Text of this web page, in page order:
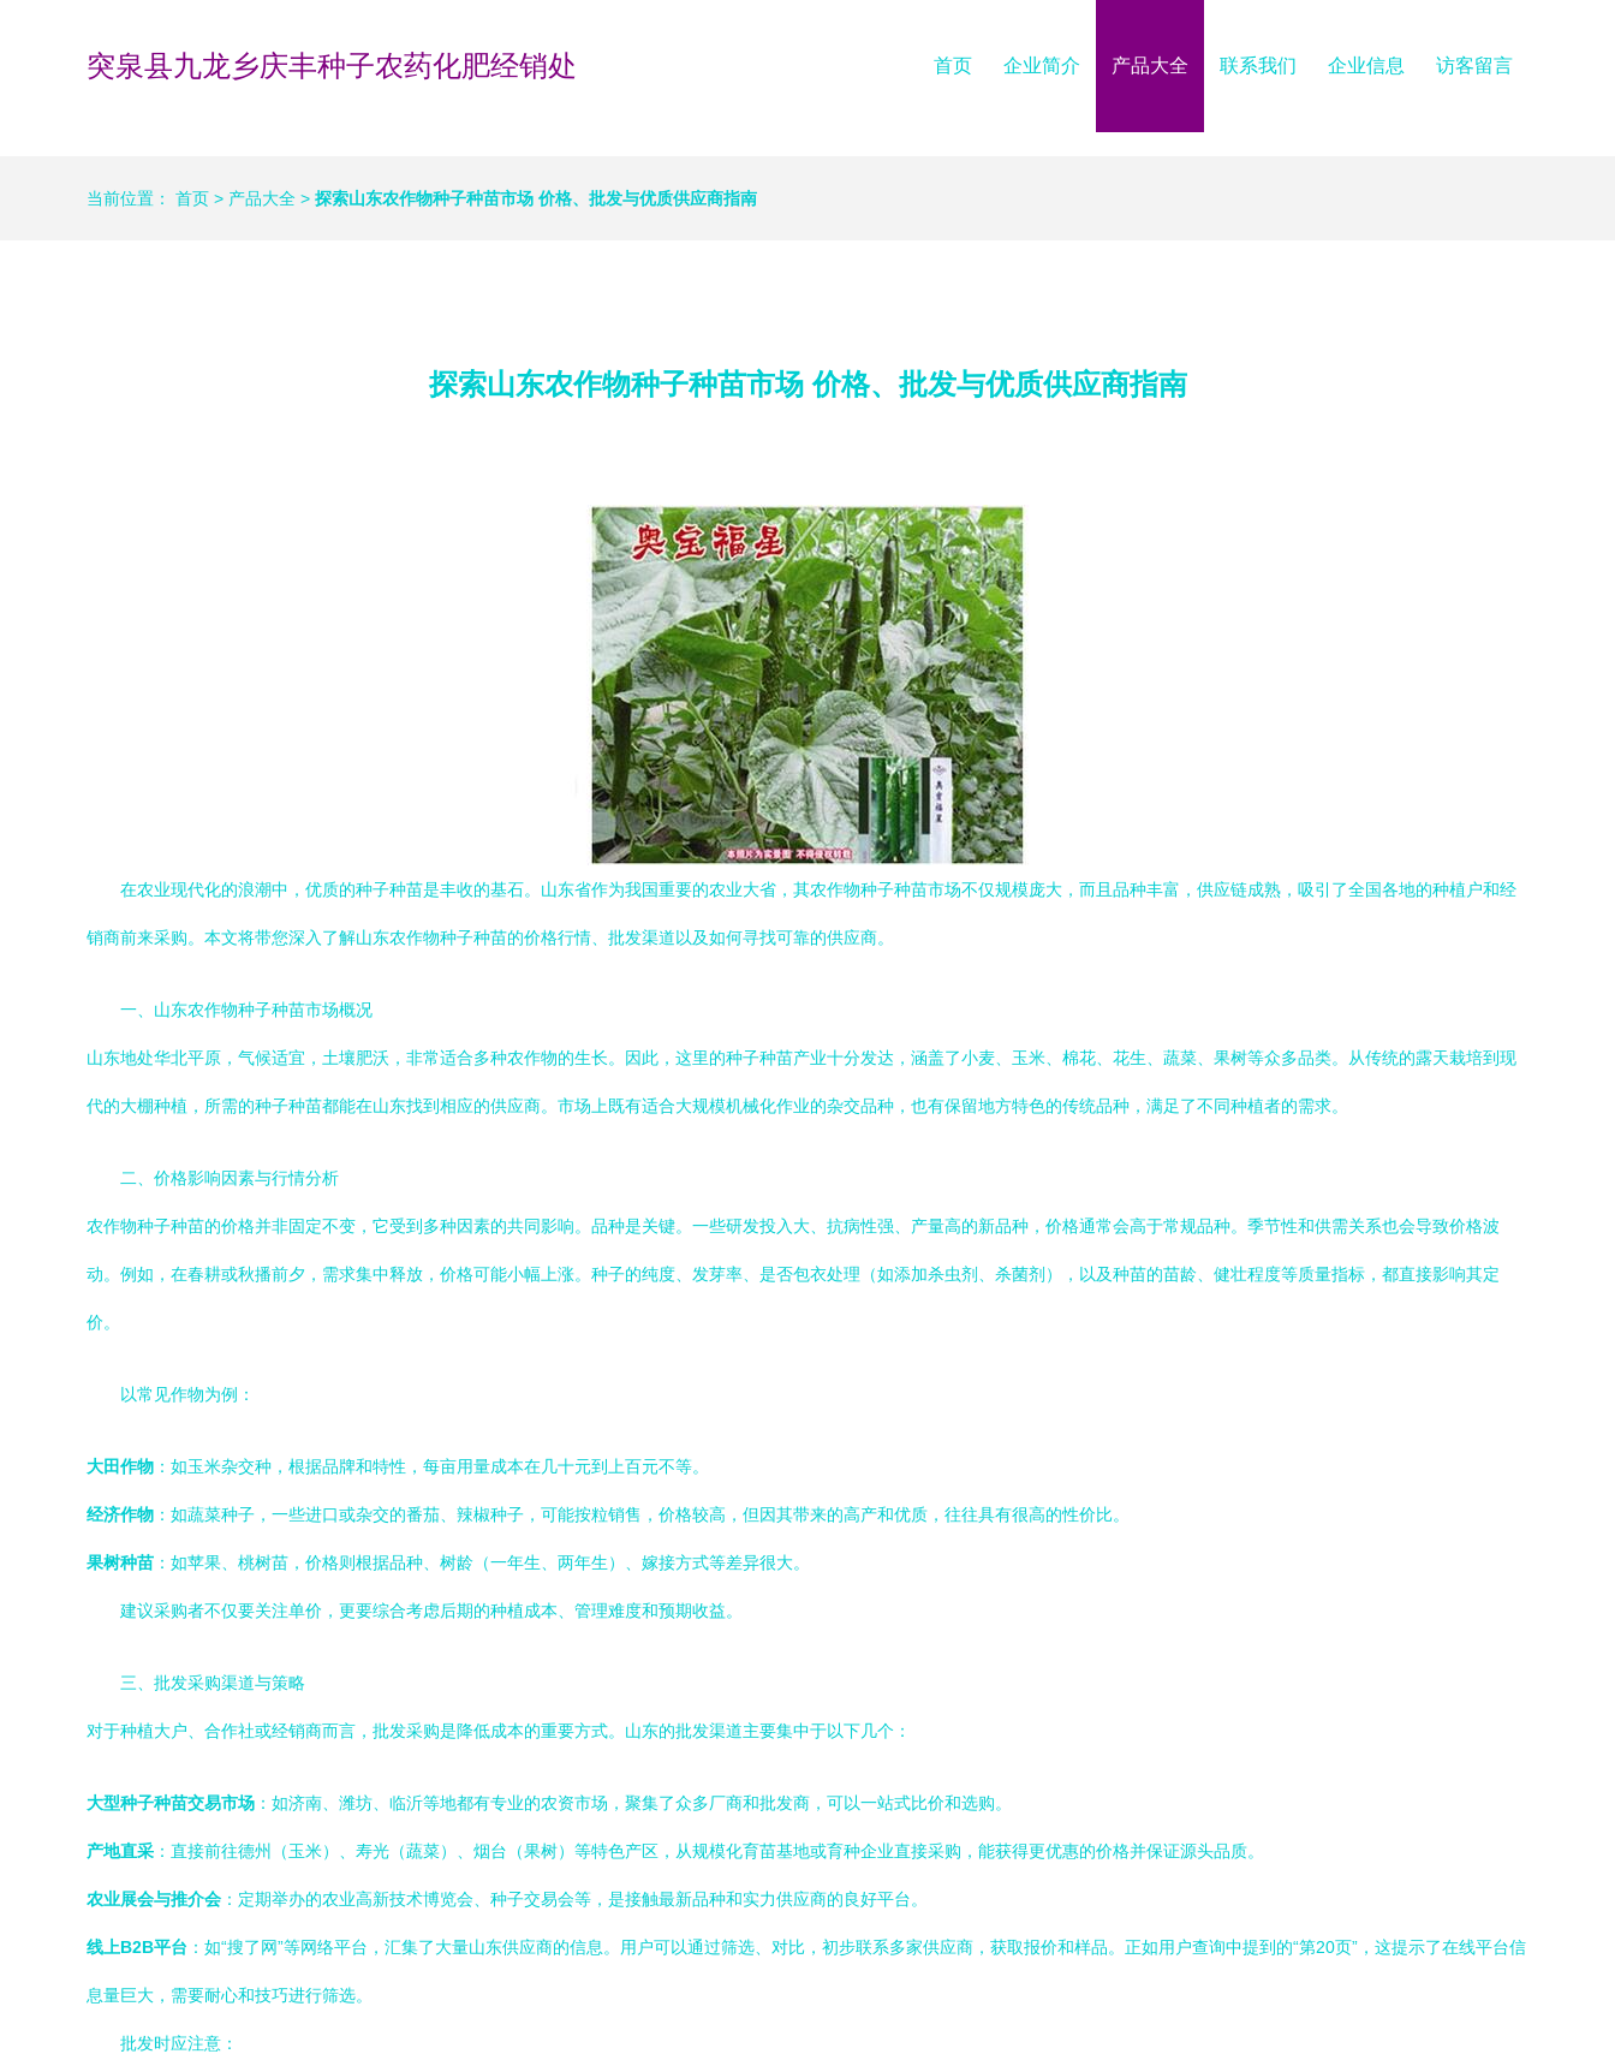
突泉县九龙乡庆丰种子农药化肥经销处 首页 企业简介 产品大全 联系我们 企业信息 访客留言
当前位置： 首页 > 产品大全 > 探索山东农作物种子种苗市场 价格、批发与优质供应商指南
探索山东农作物种子种苗市场 价格、批发与优质供应商指南
在农业现代化的浪潮中，优质的种子种苗是丰收的基石。山东省作为我国重要的农业大省，其农作物种子种苗市场不仅规模庞大，而且品种丰富，供应链成熟，吸引了全国各地的种植户和经
销商前来采购。本文将带您深入了解山东农作物种子种苗的价格行情、批发渠道以及如何寻找可靠的供应商。
一、山东农作物种子种苗市场概况
山东地处华北平原，气候适宜，土壤肥沃，非常适合多种农作物的生长。因此，这里的种子种苗产业十分发达，涵盖了小麦、玉米、棉花、花生、蔬菜、果树等众多品类。从传统的露天栽培到现
代的大棚种植，所需的种子种苗都能在山东找到相应的供应商。市场上既有适合大规模机械化作业的杂交品种，也有保留地方特色的传统品种，满足了不同种植者的需求。
二、价格影响因素与行情分析
农作物种子种苗的价格并非固定不变，它受到多种因素的共同影响。品种是关键。一些研发投入大、抗病性强、产量高的新品种，价格通常会高于常规品种。季节性和供需关系也会导致价格波
动。例如，在春耕或秋播前夕，需求集中释放，价格可能小幅上涨。种子的纯度、发芽率、是否包衣处理（如添加杀虫剂、杀菌剂），以及种苗的苗龄、健壮程度等质量指标，都直接影响其定
价。
以常见作物为例：
大田作物 ：如玉米杂交种，根据品牌和特性，每亩用量成本在几十元到上百元不等。
经济作物 ：如蔬菜种子，一些进口或杂交的番茄、辣椒种子，可能按粒销售，价格较高，但因其带来的高产和优质，往往具有很高的性价比。
果树种苗 ：如苹果、桃树苗，价格则根据品种、树龄（一年生、两年生）、嫁接方式等差异很大。
建议采购者不仅要关注单价，更要综合考虑后期的种植成本、管理难度和预期收益。
三、批发采购渠道与策略
对于种植大户、合作社或经销商而言，批发采购是降低成本的重要方式。山东的批发渠道主要集中于以下几个：
大型种子种苗交易市场 ：如济南、潍坊、临沂等地都有专业的农资市场，聚集了众多厂商和批发商，可以一站式比价和选购。
产地直采 ：直接前往德州（玉米）、寿光（蔬菜）、烟台（果树）等特色产区，从规模化育苗基地或育种企业直接采购，能获得更优惠的价格并保证源头品质。
农业展会与推介会 ：定期举办的农业高新技术博览会、种子交易会等，是接触最新品种和实力供应商的良好平台。
线上B2B平台 ：如“搜了网”等网络平台，汇集了大量山东供应商的信息。用户可以通过筛选、对比，初步联系多家供应商，获取报价和样品。正如用户查询中提到的“第20页”，这提示了在线平台信
息量巨大，需要耐心和技巧进行筛选。
批发时应注意：